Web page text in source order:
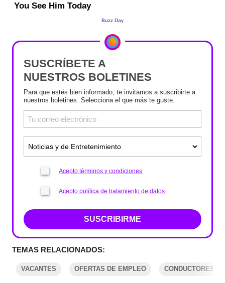
SUSCRÍBETE A
NUESTROS BOLETINES
Para que estés bien informado, te invitamos a suscribirte a
nuestros boletines. Selecciona el que más te guste.
Acepto términos y condiciones
Acepto política de tratamiento de datos
SUSCRIBIRME
TEMAS RELACIONADOS:
VACANTES OFERTAS DE EMPLEO CONDUCTORES